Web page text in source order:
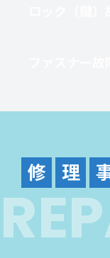
REP
修 理